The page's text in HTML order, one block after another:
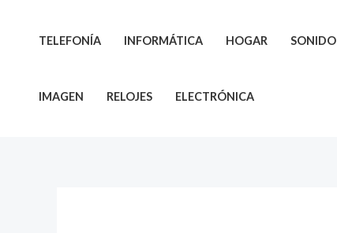
TELEFONÍA INFORMÁTICA HOGAR SONIDO
IMAGEN RELOJES ELECTRÓNICA